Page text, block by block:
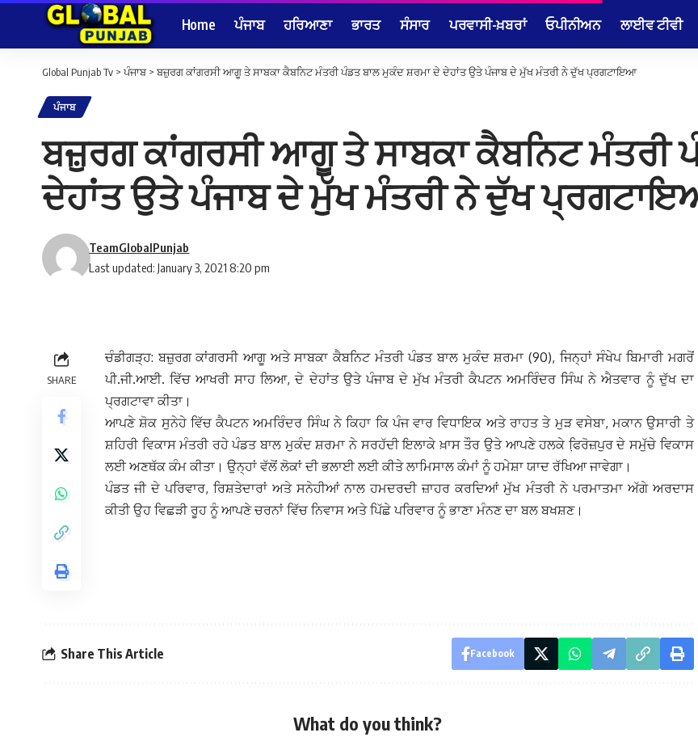
Home ਪੰਜਾਬ ਹਰਿਆਣਾ ਭਾਰਤ ਸੰਸਾਰ ਪਰਵਾਸੀ-ਖ਼ਬਰਾਂ ਓਪੀਨੀਅਨ ਲਾਈਵ ਟੀਵੀ
Global Punjab Tv > ਪੰਜਾਬ> ਬਜ਼ੁਰਗ ਕਾਂਗਰਸੀ ਆਗੂ ਤੇ ਸਾਬਕਾ ਕੈਬਨਿਟ ਮੰਤਰੀ ਪੰਡਤ ਬਾਲ ਮੁਕੰਦ ਸ਼ਰਮਾ ਦੇ ਦੇਹਾਂਤ ਉਤੇ ਪੰਜਾਬ ਦੇ ਮੁੱਖ ਮੰਤਰੀ ਨੇ ਦੁੱਖ ਪ੍ਰਗਟਾਇਆ
ਪੰਜਾਬ
ਬਜ਼ੁਰਗ ਕਾਂਗਰਸੀ ਆਗੂ ਤੇ ਸਾਬਕਾ ਕੈਬਨਿਟ ਮੰਤਰੀ
ਦੇਹਾਂਤ ਉਤੇ ਪੰਜਾਬ ਦੇ ਮੁੱਖ ਮੰਤਰੀ ਨੇ ਦੁੱਖ
Last updated: January 3, 2021 8:20 pm
TeamGlobalPunjab
SHARE
ਚੰਡੀਗੜ੍ਹ: ਬਜ਼ੁਰਗ ਕਾਂਗਰਸੀ ਆਗੂ ਅਤੇ ਸਾਬਕਾ ਕੈਬਨਿਟ ਮੰਤਰੀ ਪੰਡਤ ਬਾਲ ਮੁਕੰਦ ਸ਼ਰਮਾ (90), ਜਿਨ੍ਹਾਂ ਸੰਖੇਪ ਬਿਮਾਰੀ ਮਗਰੋਂ
ਪੀ.ਜੀ.ਆਈ. ਵਿੱਚ ਆਖਰੀ ਸਾਹ ਲਿਆ, ਦੇ ਦੇਹਾਂਤ ਉਤੇ ਪੰਜਾਬ ਦੇ ਮੁੱਖ ਮੰਤਰੀ ਕੈਪਟਨ ਅਮਰਿੰਦਰ ਸਿੰਘ ਨੇ ਐਤਵਾਰ ਨੂੰ ਦੁੱਖ ਦਾ
ਪ੍ਰਗਟਾਵਾ ਕੀਤਾ।
ਆਪਣੇ ਸ਼ੋਕ ਸੁਨੇਹੇ ਵਿੱਚ ਕੈਪਟਨ ਅਮਰਿੰਦਰ ਸਿੰਘ ਨੇ ਕਿਹਾ ਕਿ ਪੰਜ ਵਾਰ ਵਿਧਾਇਕ ਅਤੇ ਰਾਹਤ ਤੇ ਮੁੜ ਵਸੇਬਾ, ਮਕਾਨ ਉਸਾਰੀ ਤੇ
ਸ਼ਹਿਰੀ ਵਿਕਾਸ ਮੰਤਰੀ ਰਹੇ ਪੰਡਤ ਬਾਲ ਮੁਕੰਦ ਸ਼ਰਮਾ ਨੇ ਸਰਹੱਦੀ ਇਲਾਕੇ ਖ਼ਾਸ ਤੌਰ ਉਤੇ ਆਪਣੇ ਹਲਕੇ ਫਿ਼ਰੋਜ਼ਪੁਰ ਦੇ ਸਮੁੱਚੇ ਵਿਕਾਸ
ਲਈ ਅਣਥੱਕ ਕੰਮ ਕੀਤਾ। ਉਨ੍ਹਾਂ ਵੱਲੋਂ ਲੋਕਾਂ ਦੀ ਭਲਾਈ ਲਈ ਕੀਤੇ ਲਾਮਿਸਾਲ ਕੰਮਾਂ ਨੂੰ ਹਮੇਸ਼ਾ ਯਾਦ ਰੱਖਿਆ ਜਾਵੇਗਾ।
ਪੰਡਤ ਜੀ ਦੇ ਪਰਿਵਾਰ, ਰਿਸ਼ਤੇਦਾਰਾਂ ਅਤੇ ਸਨੇਹੀਆਂ ਨਾਲ ਹਮਦਰਦੀ ਜ਼ਾਹਰ ਕਰਦਿਆਂ ਮੁੱਖ ਮੰਤਰੀ ਨੇ ਪਰਮਾਤਮਾ ਅੱਗੇ ਅਰਦਾਸ
ਕੀਤੀ ਉਹ ਵਿਛੜੀ ਰੂਹ ਨੂੰ ਆਪਣੇ ਚਰਨਾਂ ਵਿੱਚ ਨਿਵਾਸ ਅਤੇ ਪਿੱਛੇ ਪਰਿਵਾਰ ਨੂੰ ਭਾਣਾ ਮੰਨਣ ਦਾ ਬਲ ਬਖਸ਼ਣ।
Share This Article Facebook
What do you think?